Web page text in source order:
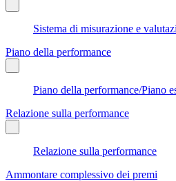
Sistema di misurazione e
Piano della performance
Piano della performance/Piano
Relazione sulla performance
Relazione sulla performance
Ammontare complessivo dei premi